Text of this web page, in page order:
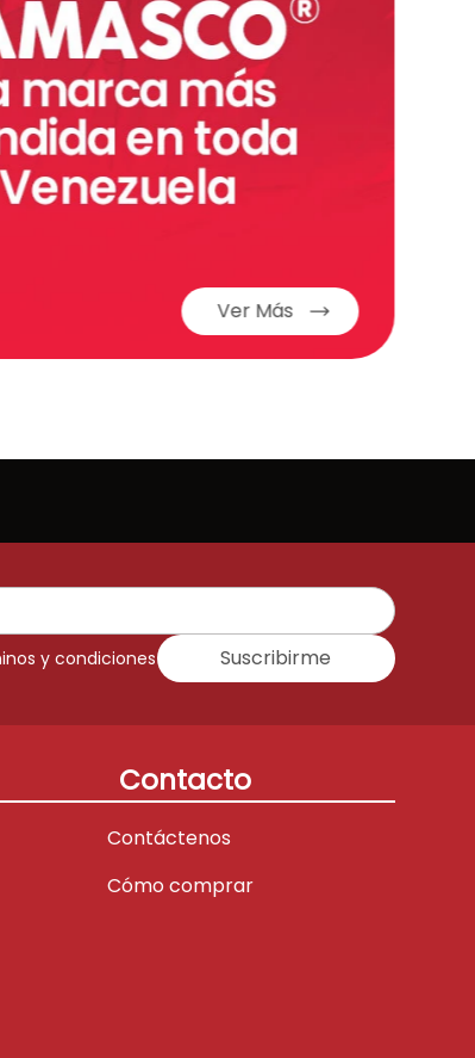
Ver Más
y condiciones Suscribirme
Contacto
Contáctenos
Cómo comprar